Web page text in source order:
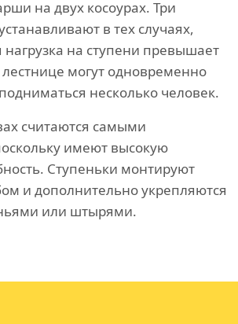
на двух косоурах. Три
в тех случаях,
нагрузка на ступени превышает
лестнице могут одновременно
несколько человек.
считаются самыми
имеют высокую
Ступеньки монтируют
и дополнительно укрепляются
или штырями.